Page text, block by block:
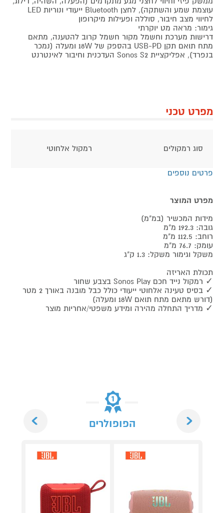
עוצמת שמע והשתקה), לחצן Bluetooth ייעודי ונוריות LED
לחיווי מצב חיבור, סוללה ופעילות מיקרופון
גימור: מראה מט יוקרתי
דרישות מערכת וחשמל מקור חשמל קרוב להטענה, מתאם
מתח תואם תקן USB-PD בהספק של 18W ומעלה (נמכר
בנפרד), אפליקציית Sonos S2 העדכנית וחיבור לאינטרנט
מפרט טכני
סוג רמקולים רמקול אלחוטי
פרטים נוספים
מפרט המוצר
מידות המכשיר (במ"מ)
גובה: 192.3 מ"מ
רוחב: 112.5 מ"מ
עומק: 76.7 מ"מ
משקל וגימור משקל: 1.3 ק"ג
תכולת האריזה
✓ רמקול נייד חכם Sonos Play בצבע שחור
✓ בסיס טעינה אלחוטי ייעודי כולל כבל מובנה באורך 2 מטר
(דורש מתאם מתח תואם 18W ומעלה)
✓ מדריך התחלה מהירה ומידע משפטי/אחריות מוצר
הפופולרים